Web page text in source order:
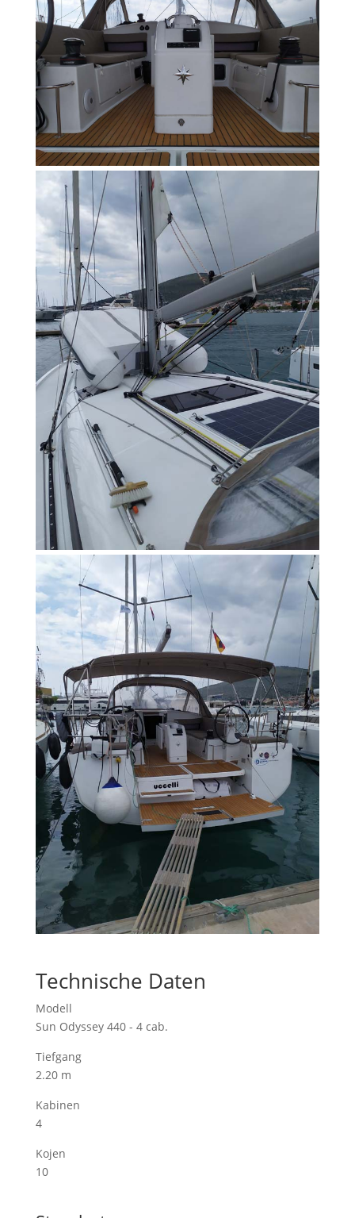
Technische Daten
Modell
Sun Odyssey 440 - 4 cab.
Tiefgang
2.20 m
Kabinen
4
Kojen
10